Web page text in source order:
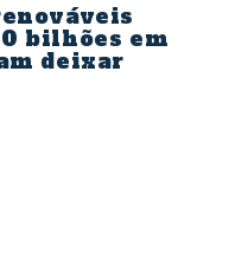
bilhões em
deixar